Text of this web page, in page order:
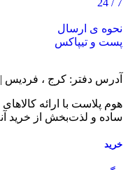
7 / 24
نحوه ی ارسال
پست و تیپاکس
آدرس دفتر: کرج ، فردیس | 7 روز هفته، 24 ساعته
هوم پلاست با ارائه
ساده و لذت‌بخش از خرید
خرید